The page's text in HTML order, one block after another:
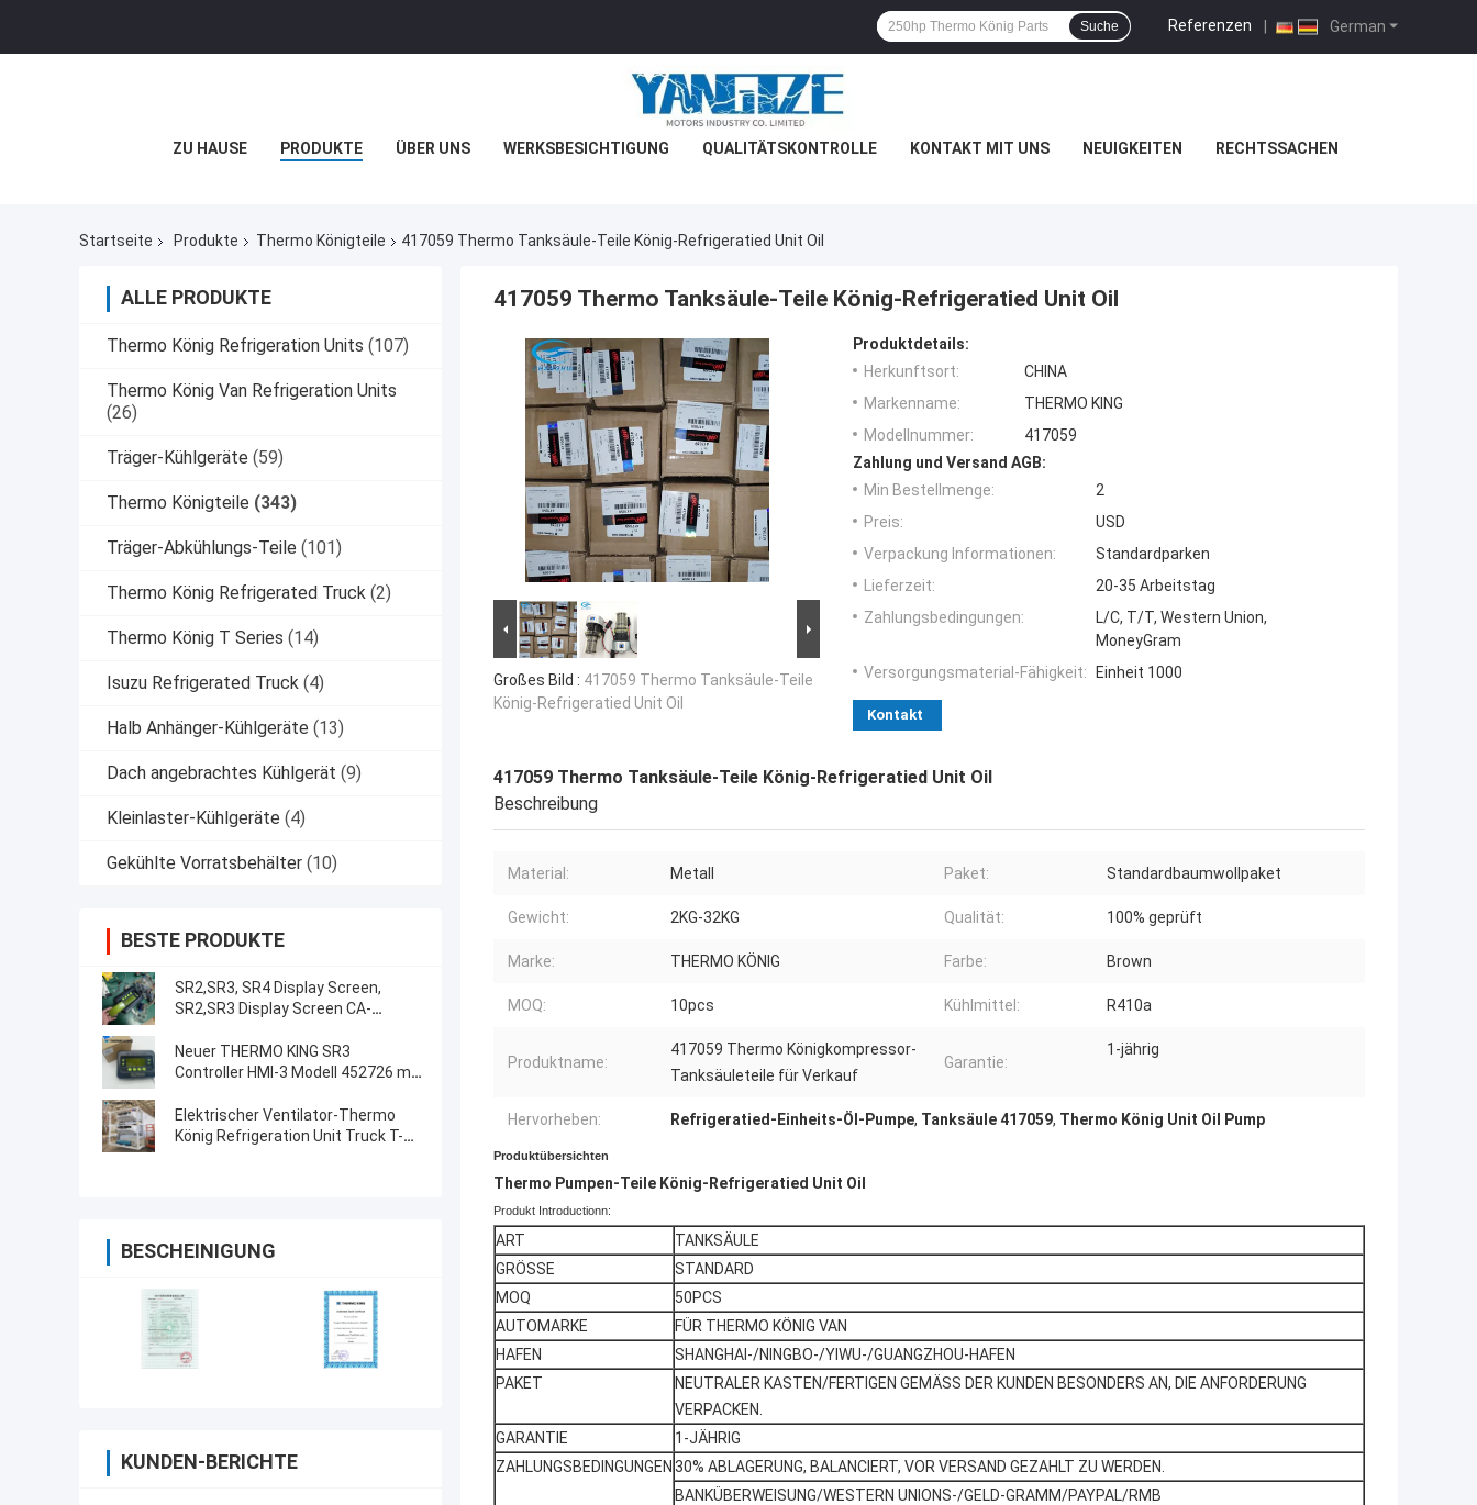
German
Referenzen |
Suche
ZU HAUSE PRODUKTE ÜBER UNS WERKSBESICHTIGUNG QUALITÄTSKONTROLLE KONTAKT MIT UNS NEUIGKEITEN RECHTSSACHEN
Startseite Produkte Thermo Königteile 417059 Thermo Tanksäule-Teile König-Refrigeratied Unit Oil
ALLE PRODUKTE
Thermo König Refrigeration Units (107)
Thermo König Van Refrigeration Units
(26)
Träger-Kühlgeräte (59)
Thermo Königteile (343)
Träger-Abkühlungs-Teile (101)
Thermo König Refrigerated Truck (2)
Thermo König T Series (14)
Isuzu Refrigerated Truck (4)
Halb Anhänger-Kühlgeräte (13)
Dach angebrachtes Kühlgerät (9)
Kleinlaster-Kühlgeräte (4)
Gekühlte Vorratsbehälter (10)
BESTE PRODUKTE
SR2,SR3, SR4 Display Screen,
SR2,SR3 Display Screen CA-
Bildschirm für THERMO KING
SB210 SB230 HMIs Ersatzteile
Neuer THERMO KING SR3
Controller HMI-3 Modell 452726 mit
Elektrischer Ventilator-Thermo
König Refrigeration Unit Truck T-
BESCHEINIGUNG
KUNDEN-BERICHTE
417059 Thermo Tanksäule-Teile König-Refrigeratied Unit Oil
Großes Bild : 417059 Thermo Tanksäule-Teile
König-Refrigeratied Unit Oil
Produktdetails:
Herkunftsort:
CHINA
Markenname:
THERMO KING
Modellnummer:
417059
Zahlung und Versand AGB:
Min Bestellmenge:
2
Preis:
USD
Verpackung Informationen:
Standardparken
Lieferzeit:
20-35 Arbeitstag
Zahlungsbedingungen:
L/C, T/T, Western Union,
MoneyGram
Versorgungsmaterial-Fähigkeit:
Einheit 1000
Kontakt
417059 Thermo Tanksäule-Teile König-Refrigeratied Unit Oil
Beschreibung
Material: Metall Paket: Standardbaumwollpaket
Gewicht: 2KG-32KG Qualität: 100% geprüft
Marke: THERMO KÖNIG Farbe: Brown
MOQ: 10pcs Kühlmittel: R410a
Produktname:
417059 Thermo Königkompressor-
Tanksäuleteile für Verkauf
Garantie:
1-jährig
Hervorheben: Refrigeratied-Einheits-Öl-Pumpe, Tanksäule 417059, Thermo König Unit Oil Pump
Produktübersichten
Thermo Pumpen-Teile König-Refrigeratied Unit Oil
Produkt Introductionn:
ART
TANKSÄULE
GRÖSSE
STANDARD
MOQ
50PCS
AUTOMARKE
FÜR THERMO KÖNIG VAN
HAFEN
SHANGHAI-/NINGBO-/YIWU-/GUANGZHOU-HAFEN
PAKET
NEUTRALER KASTEN/FERTIGEN GEMÄSS DER KUNDEN BESONDERS AN, DIE ANFORDERUNG
VERPACKEN.
GARANTIE
1-JÄHRIG
ZAHLUNGSBEDINGUNGEN 30% ABLAGERUNG, BALANCIERT, VOR VERSAND GEZAHLT ZU WERDEN.
BANKÜBERWEISUNG/WESTERN UNIONS-/GELD-GRAMM/PAYPAL/RMB